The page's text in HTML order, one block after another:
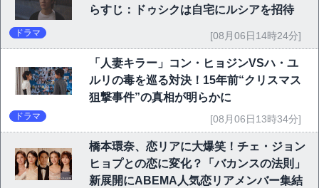
らすじ：ドゥシクは自宅にルシアを招待
ドラマ [08月06日14時24分]
「人妻キラー」コン・ヒョジンVSハ・ユ
ルリの毒を巡る対決！15年前“クリスマス
狙撃事件”の真相が明らかに
ドラマ [08月06日13時34分]
橋本環奈、恋リアに大爆笑！チェ・ジョン
ヒョプとの恋に変化？「バカンスの法則」
新展開にABEMA人気恋リアメンバー集結